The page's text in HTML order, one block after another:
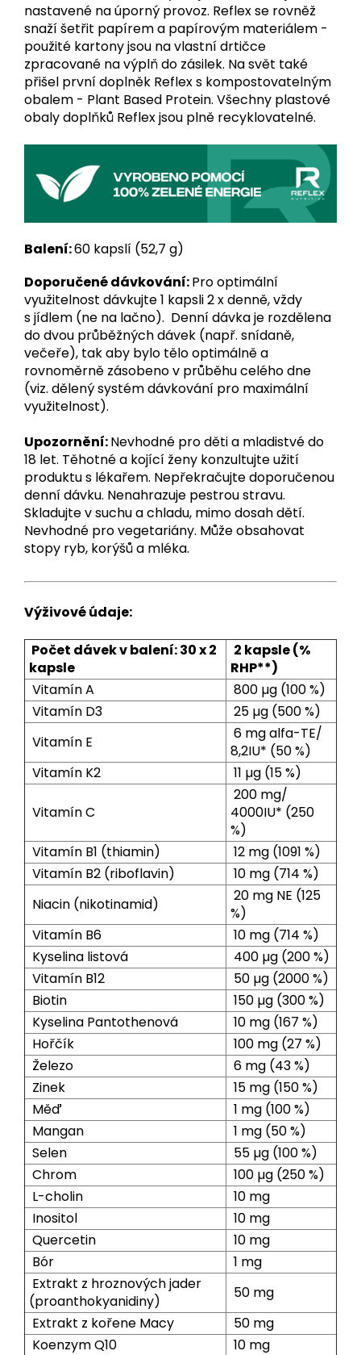
nastavené na úporný provoz. Reflex se rovněž
snaží šetřit papírem a papírovým materiálem -
použité kartony jsou na vlastní drtičce
zpracované na výplň do zásilek. Na svět také
přišel první doplněk Reflex s kompostovatelným
obalem - Plant Based Protein. Všechny plastové
obaly doplňků Reflex jsou plně recyklovatelné.
Balení:60 kapslí (52,7 g)
Doporučené dávkování:Pro optimální
využitelnost dávkujte 1 kapsli 2 x denně, vždy
s jídlem (ne na lačno). Denní dávka je rozdělena
do dvou průběžných dávek (např. snídaně,
večeře), tak aby bylo tělo optimálně a
rovnoměrně zásobeno v průběhu celého dne
(viz. dělený systém dávkování pro maximální
využitelnost).
Upozornění:Nevhodné pro děti a mladistvé do
18 let. Těhotné a kojící ženy konzultujte užití
produktu s lékařem. Nepřekračujte doporučenou
denní dávku. Nenahrazuje pestrou stravu.
Skladujte v suchu a chladu, mimo dosah dětí.
Nevhodné pro vegetariány. Může obsahovat
stopy ryb, korýšů a mléka.
Výživové údaje:
Počet dávek v balení: 30 x 2
kapsle
2 kapsle (%
RHP**)
Vitamín A
800 µg (100 %)
Vitamín D3
25 µg (500 %)
Vitamín E
6 mg alfa-TE/
8,2IU* (50 %)
Vitamín K2
11 µg (15 %)
Vitamín C
200 mg/
4000IU* (250
%)
Vitamín B1 (thiamin)
12 mg (1091 %)
Vitamín B2 (riboflavin)
10 mg (714 %)
Niacin (nikotinamid)
20 mg NE (125
%)
Vitamín B6
10 mg (714 %)
Kyselina listová
400 µg (200 %)
Vitamín B12
50 µg (2000 %)
Biotin
150 µg (300 %)
Kyselina Pantothenová
10 mg (167 %)
Hořčík
100 mg (27 %)
Železo
6 mg (43 %)
Zinek
15 mg (150 %)
Měď
1 mg (100 %)
Mangan
1 mg (50 %)
Selen
55 µg (100 %)
Chrom
100 µg (250 %)
L-cholin
10 mg
Inositol
10 mg
Quercetin
10 mg
Bór
1 mg
Extrakt z hroznových jader
(proanthokyanidiny)
50 mg
Extrakt z kořene Macy
50 mg
Koenzym Q10
10 mg